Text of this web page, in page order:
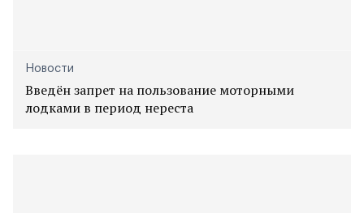
Новости
Введён запрет на пользование моторными
лодками в период нереста